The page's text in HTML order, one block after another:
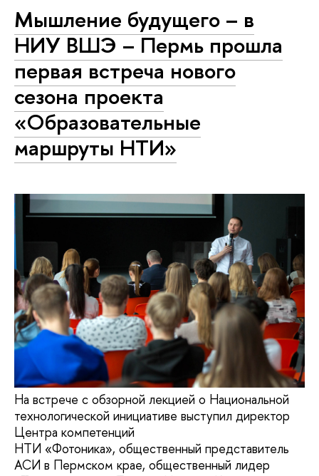
Мышление будущего – в
НИУ ВШЭ – Пермь прошла
первая встреча нового
сезона проекта
«Образовательные
маршруты НТИ»
На встрече с обзорной лекцией о Национальной
технологической инициативе выступил директор
Центра компетенций
НТИ «Фотоника», общественный представитель
АСИ в Пермском крае, общественный лидер